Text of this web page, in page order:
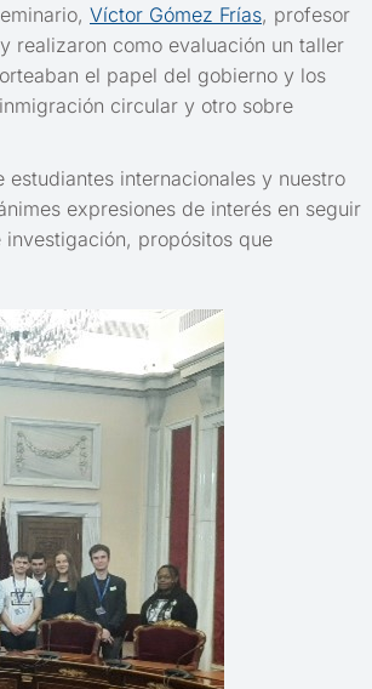
Víctor Gómez Frías, profesor
realizaron como evaluación un taller
el papel del gobierno y los
circular y otro sobre
internacionales y nuestro
expresiones de interés en seguir
propósitos que